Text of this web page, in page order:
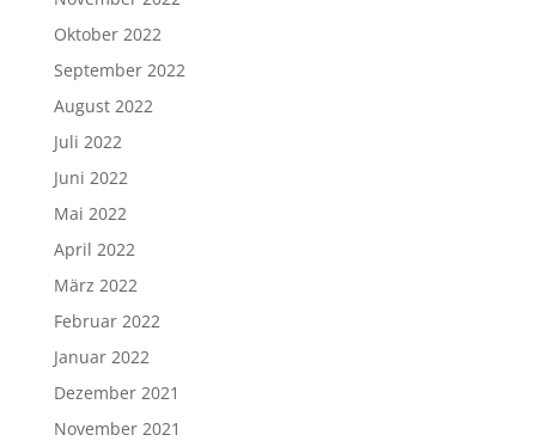
Oktober 2022
September 2022
August 2022
Juli 2022
Juni 2022
Mai 2022
April 2022
März 2022
Februar 2022
Januar 2022
Dezember 2021
November 2021